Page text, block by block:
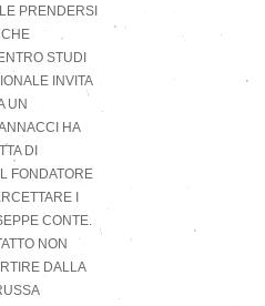
PRENDERSI
CHE
STUDI
INVITA
UN
HA
DI
FONDATORE
I
CONTE.
NON
DALLA